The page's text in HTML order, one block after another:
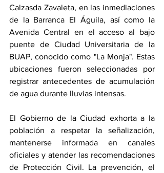
Calzasda Zavaleta, en las inmediaciones
de la Barranca El Águila, así como la
Avenida Central en el acceso al bajo
puente de Ciudad Universitaria de la
BUAP, conocido como "La Monja". Estas
ubicaciones fueron seleccionadas por
registrar antecedentes de acumulación
de agua durante lluvias intensas.
El Gobierno de la Ciudad exhorta a la
población a respetar la señalización,
mantenerse informada en canales
oficiales y atender las recomendaciones
de Protección Civil. La prevención, el